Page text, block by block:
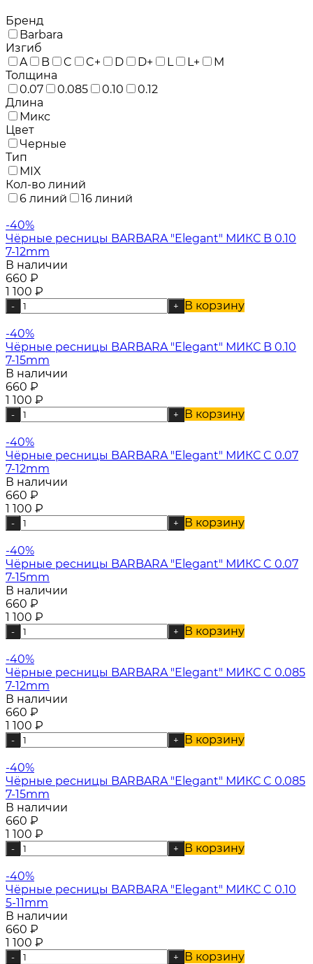
Бренд
Barbara
Изгиб
A
B C C+ D D+ L L+
M
Толщина
0.07
0.085 0.10
0.12
Длина
Микс
Цвет
Черные
Тип
MIX
Кол-во линий
6 линий
16 линий
-40%
Чёрные ресницы BARBARA "Elegant" МИКС B 0.10
7-12mm
В наличии
660 ₽
1 100 ₽
- + В корзину
-40%
Чёрные ресницы BARBARA "Elegant" МИКС B 0.10
7-15mm
В наличии
660 ₽
1 100 ₽
- + В корзину
-40%
Чёрные ресницы BARBARA "Elegant" МИКС C 0.07
7-12mm
В наличии
660 ₽
1 100 ₽
- + В корзину
-40%
Чёрные ресницы BARBARA "Elegant" МИКС C 0.07
7-15mm
В наличии
660 ₽
1 100 ₽
- + В корзину
-40%
Чёрные ресницы BARBARA "Elegant" МИКС C 0.085
7-12mm
В наличии
660 ₽
1 100 ₽
- + В корзину
-40%
Чёрные ресницы BARBARA "Elegant" МИКС C 0.085
7-15mm
В наличии
660 ₽
1 100 ₽
- + В корзину
-40%
Чёрные ресницы BARBARA "Elegant" МИКС C 0.10
5-11mm
В наличии
660 ₽
1 100 ₽
- + В корзину